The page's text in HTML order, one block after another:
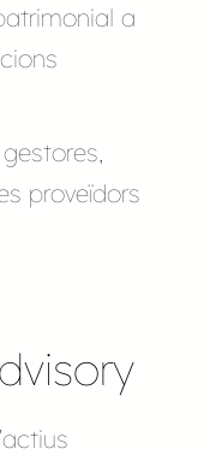
a
proveïdors